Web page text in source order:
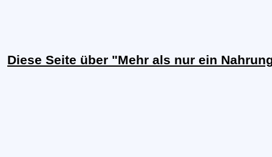
Diese Seite über "Mehr als nur ein